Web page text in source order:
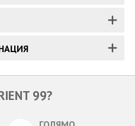
99?